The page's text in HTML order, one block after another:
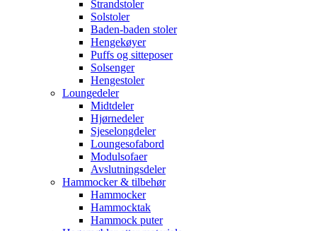
Strandstoler
Solstoler
Baden-baden stoler
Hengekøyer
Puffs og sitteposer
Solsenger
Hengestoler
Loungedeler
Midtdeler
Hjørnedeler
Sjeselongdeler
Loungesofabord
Modulsofaer
Avslutningsdeler
Hammocker & tilbehør
Hammocker
Hammocktak
Hammock puter